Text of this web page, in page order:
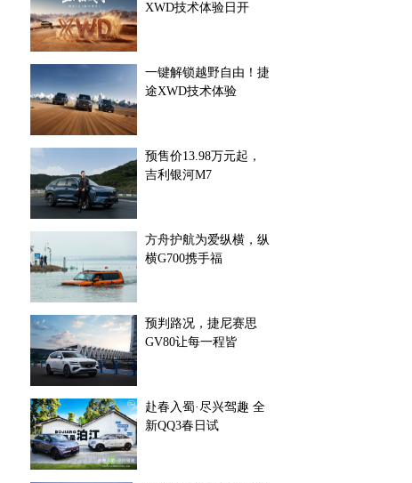
XWD技术体验日开
一键解锁越野自由！捷
途XWD技术体验
预售价13.98万元起，
吉利银河M7
方舟护航为爱纵横，纵
横G700携手福
预判路况，捷尼赛思
GV80让每一程皆
赴春入蜀·尽兴驾趣 全
新QQ3春日试